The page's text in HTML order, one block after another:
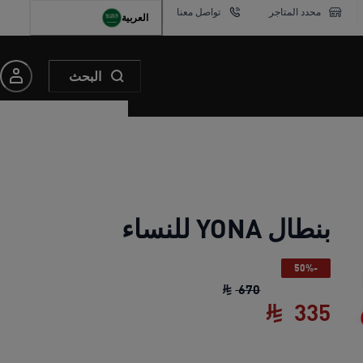
محدد المتاجر تواصل معنا العربية
البحث
بنطال YONA للنساء
-50%
670 بنطال YONA للنساء
335